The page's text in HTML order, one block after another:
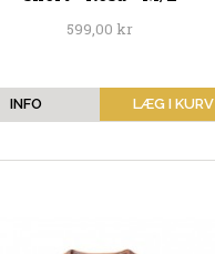
599,00 kr
LÆG I KURV
INFO